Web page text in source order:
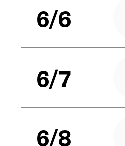
6/6
6/7
6/8